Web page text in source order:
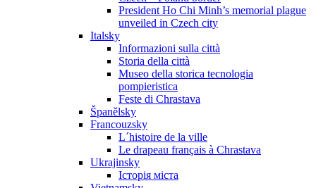
President Ho Chi Minh’s memorial plague
unveiled in Czech city
Italsky
Informazioni sulla città
Storia della città
Museo della storica tecnologia
pompieristica
Feste di Chrastava
Španělsky
Francouzsky
L´histoire de la ville
Le drapeau français à Chrastava
Ukrajinsky
Історія міста